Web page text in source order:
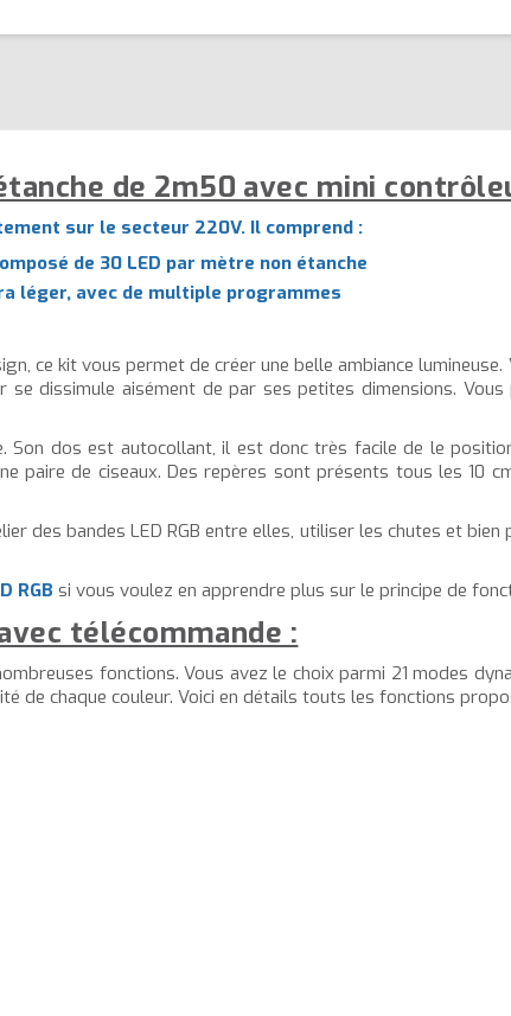
de 2m50 avec mini
sur le secteur 220V. Il comprend :
de 30 LED par mètre non étanche
léger, avec de multiple programmes
ce kit vous permet de créer une belle ambiance
se dissimule aisément de par ses petites dimensions.
Son dos est autocollant, il est donc très facile de le
paire de ciseaux. Des repères sont présents tous les 10
des bandes LED RGB entre elles, utiliser les chutes et
RGB si vous voulez en apprendre plus sur le principe de
télécommande :
fonctions. Vous avez le choix parmi 21 modes
de chaque couleur. Voici en détails touts les fonctions